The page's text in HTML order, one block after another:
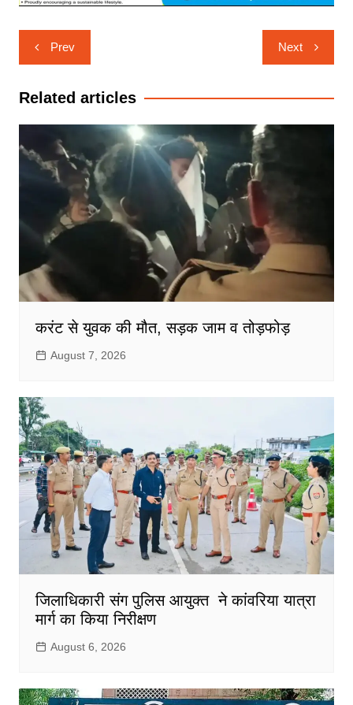
Post
navigation
Prev Next
Related articles
करंट से युवक की मौत, सड़क जाम व तोड़फोड़
August 7, 2026
जिलाधिकारी संग पुलिस आयुक्त ने कांवरिया यात्रा
मार्ग का किया निरीक्षण
August 6, 2026